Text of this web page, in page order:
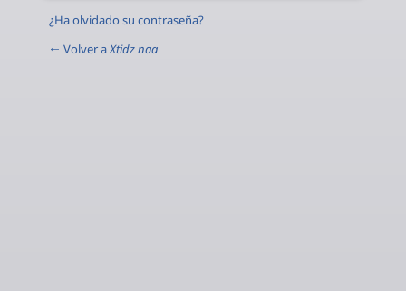
¿Ha olvidado su contraseña?
← Volver aXtidz naa